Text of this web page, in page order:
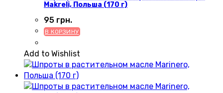
Makreli, Польша (170 г)
95 грн.
В КОРЗИНУ
Add to Wishlist